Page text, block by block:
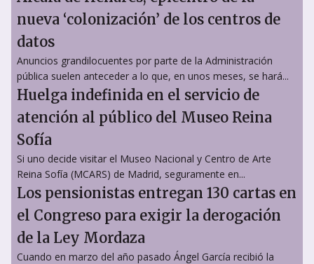
nueva ‘colonización’ de los centros de
datos
Anuncios grandilocuentes por parte de la Administración
pública suelen anteceder a lo que, en unos meses, se hará...
Huelga indefinida en el servicio de
atención al público del Museo Reina
Sofía
Si uno decide visitar el Museo Nacional y Centro de Arte
Reina Sofía (MCARS) de Madrid, seguramente en...
Los pensionistas entregan 130 cartas en
el Congreso para exigir la derogación
de la Ley Mordaza
Cuando en marzo del año pasado Ángel García recibió la